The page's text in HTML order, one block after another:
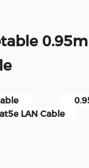
LAN Cable